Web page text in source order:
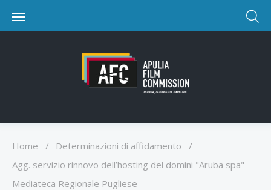
Home / Determinazioni di affidamento
/
Agg. servizio rinnovo dell’hosting del domini "Aruba spa" –
Mediateca Regionale Pugliese